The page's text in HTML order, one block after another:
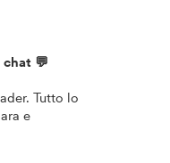
chat 💬
Tutto lo
e